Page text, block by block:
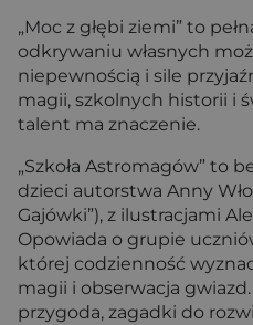
„Moc z głębi ziemi” to
odkrywaniu własnych
niepewnością i sile
magii, szkolnych historii i
talent ma znaczenie.
„Szkoła Astromagów” to
dzieci autorstwa Anny
Gajówki”), z ilustracjami
Opowiada o grupie
której codzienność
magii i obserwacja
przygoda, zagadki do